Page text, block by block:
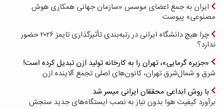
ایران به جمع اعضای موسس «سازمان جهانی همکاری هوش
مصنوعی» پیوست
چرا هیچ دانشگاه ایرانی در رتبه‌بندی تأثیرگذاری تایمز ۲۰۲۶ حضور
ندارد؟
«جزیره گرمایی»، تهران را به کارخانه تولید ازن تبدیل کرده است!
شرق و شمال‌شرق تهران، کانون‌های اصلی تجمع آلاینده ازن
با روش ابداعی محققان ایرانی میسر شد
برآورد کیفیت هوا بدون نیاز به نصب ایستگاه‌های جدید سنجش